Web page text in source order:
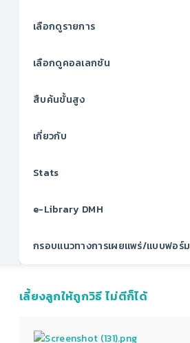
เลือกดูรายการ
เลือกดูคอลเลกชัน
สืบค้นขั้นสูง
เกี่ยวกับ
Stats
e-Library DMH
กรอบแนวทางการเผยแพร่/แบบฟอร์ม
เลี้ยงลูกให้ถูกวิธี ไม่ตีก็ได้